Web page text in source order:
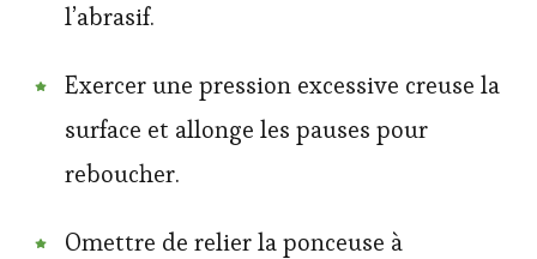
l’abrasif.
Exercer une pression excessive creuse la
surface et allonge les pauses pour
reboucher.
Omettre de relier la ponceuse à